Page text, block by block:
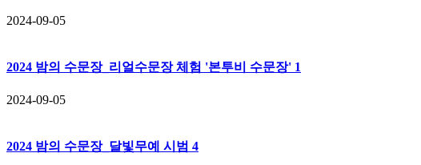
2024-09-05
2024 밤의 수문장_리얼수문장 체험 '본투비 수문장' 1
2024-09-05
2024 밤의 수문장_달빛무예 시범 4